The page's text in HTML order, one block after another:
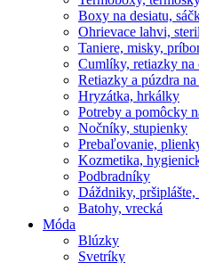
Boxy na desiatu,
Ohrievace lahvi,
Taniere, misky,
Cumlíky, retiazky
Retiazky a púzdra
Hryzátka, hrkálky
Potreby a pomôcky
Nočníky, stupienky
Prebaľovanie,
Kozmetika,
Podbradníky
Dáždniky,
Batohy, vrecká
Móda
Blúzky
Svetríky